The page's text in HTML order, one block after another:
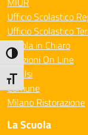
Attiva/disattiva alto
Attiva/disattiva
Ufficio Scolastico
Ufficio Scolastico
Scuola in Chiaro
Iscrizioni On Line
Invalsi
Comune
Milano Ristorazione
La Scuola